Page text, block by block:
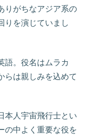
りがちなアジア系の
りを演じていまし
語。役名はムラカ
らは親しみを込めて
本人宇宙飛行士とい
の中よく重要な役を